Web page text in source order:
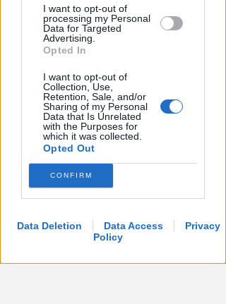
I want to opt-out of
processing my Personal
Data for Targeted
Advertising.
Opted In
I want to opt-out of
Collection, Use,
Retention, Sale, and/or
Sharing of my Personal
Data that Is Unrelated
with the Purposes for
which it was collected.
Opted Out
CONFIRM
Data Deletion Data Access
Privacy
Policy
LA DECISIONE DEL GIP
Abusi ripetuti sulla figlia 13enne
della convivente. 44enne andrà
a processo
Redazione